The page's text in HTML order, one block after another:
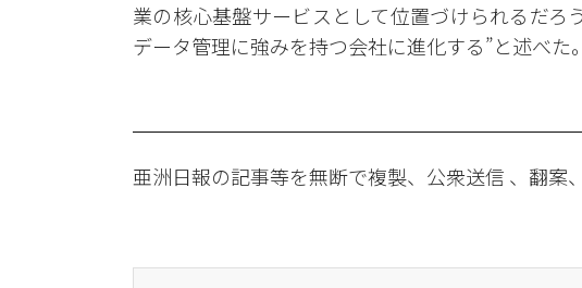
業の核心基盤サービスとして位置づけられるだろ
データ管理に強みを持つ会社に進化する”と述べた。
亜洲日報の記事等を無断で複製、公衆送信 、翻案